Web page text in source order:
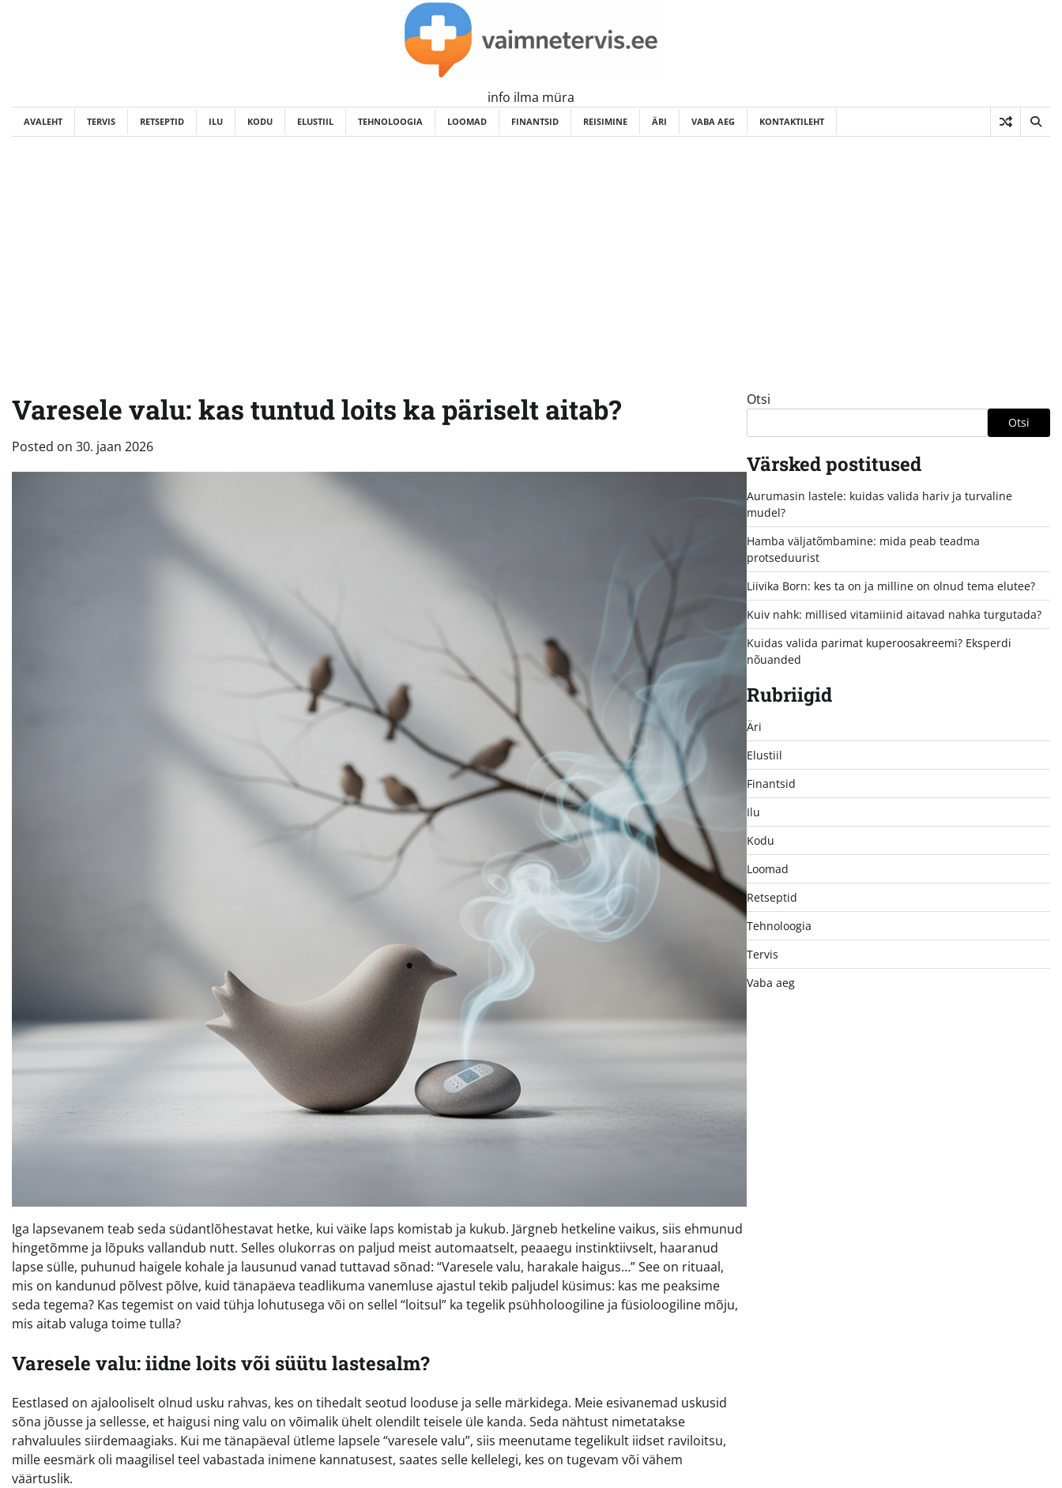
info ilma müra
AVALEHT TERVIS RETSEPTID ILU KODU ELUSTIIL TEHNOLOOGIA LOOMAD FINANTSID REISIMINE ÄRI VABA AEG KONTAKTILEHT
Varesele valu: kas tuntud loits ka päriselt aitab?
Posted on 30. jaan 2026
Iga lapsevanem teab seda südantlõhestavat hetke, kui väike laps komistab ja kukub. Järgneb hetkeline vaikus, siis ehmunud
hingetõmme ja lõpuks vallandub nutt. Selles olukorras on paljud meist automaatselt, peaaegu instinktiivselt, haaranud
lapse sülle, puhunud haigele kohale ja lausunud vanad tuttavad sõnad: “Varesele valu, harakale haigus…” See on rituaal,
mis on kandunud põlvest põlve, kuid tänapäeva teadlikuma vanemluse ajastul tekib paljudel küsimus: kas me peaksime
seda tegema? Kas tegemist on vaid tühja lohutusega või on sellel “loitsul” ka tegelik psühholoogiline ja füsioloogiline mõju,
mis aitab valuga toime tulla?
Varesele valu: iidne loits või süütu lastesalm?
Eestlased on ajalooliselt olnud usku rahvas, kes on tihedalt seotud looduse ja selle märkidega. Meie esivanemad uskusid
sõna jõusse ja sellesse, et haigusi ning valu on võimalik ühelt olendilt teisele üle kanda. Seda nähtust nimetatakse
rahvaluules siirdemaagiaks. Kui me tänapäeval ütleme lapsele “varesele valu”, siis meenutame tegelikult iidset raviloitsu,
mille eesmärk oli maagilisel teel vabastada inimene kannatusest, saates selle kellelegi, kes on tugevam või vähem
väärtuslik.
Otsi
Otsi
Värsked postitused
Aurumasin lastele: kuidas valida hariv ja turvaline
mudel?
Hamba väljatõmbamine: mida peab teadma
protseduurist
Liivika Born: kes ta on ja milline on olnud tema elutee?
Kuiv nahk: millised vitamiinid aitavad nahka turgutada?
Kuidas valida parimat kuperoosakreemi? Eksperdi
nõuanded
Rubriigid
Äri
Elustiil
Finantsid
Ilu
Kodu
Loomad
Retseptid
Tehnoloogia
Tervis
Vaba aeg